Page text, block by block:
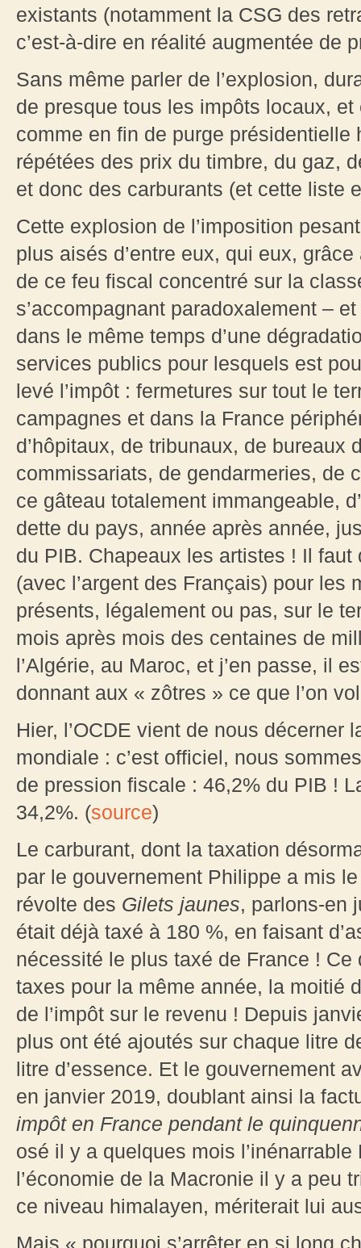
existants (notamment la CSG des
c’est-à-dire en réalité augmentée
Sans même parler de l’explosion,
de presque tous les impôts locaux,
comme en fin de purge
répétées des prix du timbre, du gaz,
et donc des carburants (et cette liste
Cette explosion de l’imposition
plus aisés d’entre eux, qui eux,
de ce feu fiscal concentré sur la
s’accompagnant paradoxalement –
dans le même temps d’une
services publics pour lesquels est
levé l’impôt : fermetures sur tout le
campagnes et dans la France
d’hôpitaux, de tribunaux, de bureaux
commissariats, de gendarmeries, de
ce gâteau totalement immangeable,
dette du pays, année après année,
du PIB. Chapeaux les artistes ! Il
(avec l’argent des Français) pour les
présents, légalement ou pas, sur le
mois après mois des centaines de
l’Algérie, au Maroc, et j’en passe, il
donnant aux « zôtres » ce que l’on
Hier, l’OCDE vient de nous décerner
mondiale : c’est officiel, nous
de pression fiscale : 46,2% du PIB !
34,2%. (source)
Le carburant, dont la taxation
par le gouvernement Philippe a mis
révolte des Gilets jaunes, parlons-en
était déjà taxé à 180 %, en faisant
nécessité le plus taxé de France ! Ce
taxes pour la même année, la moitié
de l’impôt sur le revenu ! Depuis
plus ont été ajoutés sur chaque litre
litre d’essence. Et le gouvernement
en janvier 2019, doublant ainsi la
impôt en France pendant le
osé il y a quelques mois
l’économie de la Macronie il y a peu
ce niveau himalayen, mériterait lui
Mais « pourquoi s’arrêter en si long